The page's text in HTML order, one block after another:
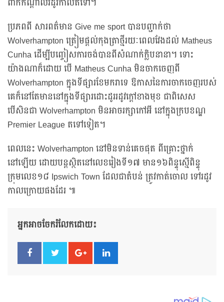
ពាក់កណ្តាលរដូវកាលតទៅ។
ប្រភពពី សារពត៌មាន Give me sport បានបញ្ជាក់ថា
Wolverhampton ត្រៀមផ្តល់កុងត្រាថ្មីរយៈពេលវែងដល់ Matheus
Cunha ដើម្បីបញ្ចៀសការចង់បានពីសំណាក់ក្លិបនានា។ ទោះ
យ៉ាងណាក៏ដោយ បើ Matheus Cunha មិនចាកចេញពី
Wolverhampton ក្នុងទីផ្សារខែមករាទេ ឱកាសនៃការចាកចេញរបស់
គេក៏នៅតែមាននៅក្នុងទីផ្សារដោះដូររដូវក្តៅខាងមុខ ជាពិសេស
បើសិនជា Wolverhampton មិនអាចរក្សាកៅអី នៅក្នុងក្របខណ្ឌ
Premier League តទៅទៀត។
ពេលនេះ Wolverhampton នៅមិនទាន់គេចផុត ពីគ្រោះថ្នាក់
នៅឡើយ ដោយបន្តស្ថិតនៅលេខរៀងទី១៧ មាន១៦ពិន្ទុស្មើពិន្ទុ
ក្រុមលេខ១៨ Ipswich Town ដែលជាតំបន់ ត្រូវកាត់ចោល ទៅរដូវ
កាលក្រោយផងដែរ ៕
អ្នកអាចចែករំលែកដោយ៖